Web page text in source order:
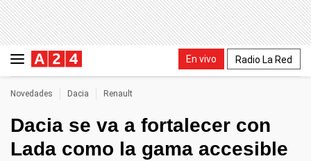
En vivo Radio La Red
Novedades Dacia Renault
Dacia se va a fortalecer con
Lada como la gama accesible